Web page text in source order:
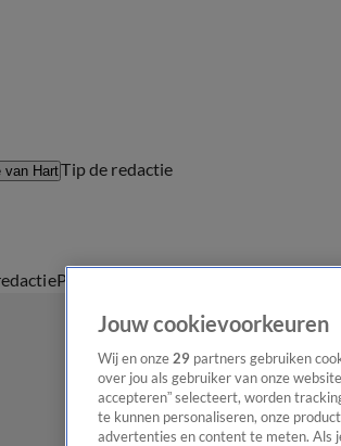
van HartTip de redactie
Panel
Jouw cookievoorkeuren
Wij en onze 29 partners gebruiken
over jou als gebruiker van onze
accepteren” selecteert, worden
te kunnen personaliseren, onze
advertenties en content te meten. Als